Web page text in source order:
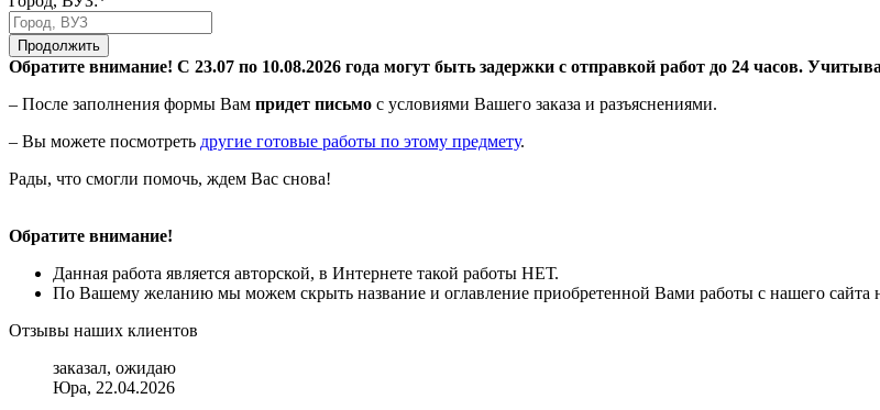
Продолжить
Обратите внимание! С 23.07 по 10.08.2026 года могут быть задержки с отправкой работ до 24 часов.
– После заполнения формы Вам придет письмо с условиями Вашего заказа и разъяснениями.
– Вы можете посмотреть другие готовые работы по этому предмету.
Рады, что смогли помочь, ждем Вас снова!
Обратите внимание!
Данная работа является авторской, в Интернете такой работы НЕТ.
По Вашему желанию мы можем скрыть название и оглавление приобретенной Вами работы с нашего сайта
Отзывы наших клиентов
заказал, ожидаю
Юра, 22.04.2026